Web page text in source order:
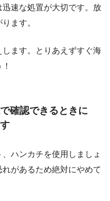
速な処置が大切です。放
ます。
ます。とりあえずすぐ海
確認できるときに
ハンカチを使用しましょ
があるため絶対にやめて